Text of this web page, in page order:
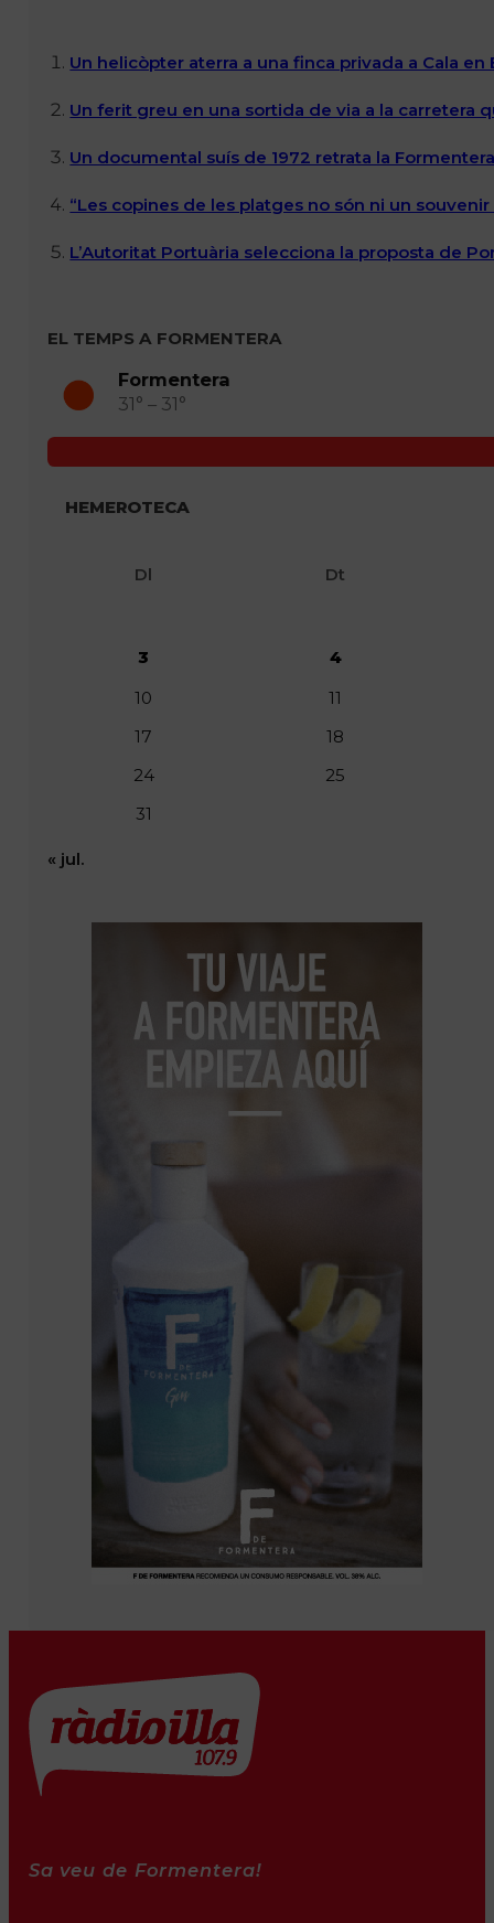
Un helicòpter aterra a una finca privada a Cala
Un ferit greu en una sortida de via a la carretera
Un documental suís de 1972 retrata la
“Les copines de les platges no són ni un
L’Autoritat Portuària selecciona la proposta de
EL TEMPS A FORMENTERA
Formentera
31° – 31°
HEMEROTECA
Dl Dt
3
4
10
11
17
18
24
25
31
« jul.
Sa veu de Formentera!